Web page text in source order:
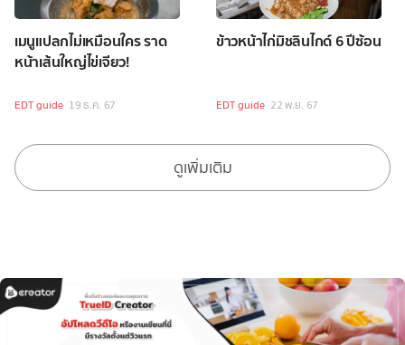
เมนูแปลกไม่เหมือนใคร ราด
หน้าเส้นใหญ่ไข่เจียว!
EDT guide 19 ธ.ค. 67
ข้าวหน้าไก่มิชลินไกด์ 6 ปีซ้อน
EDT guide 22 พ.ย. 67
ดูเพิ่มเติม